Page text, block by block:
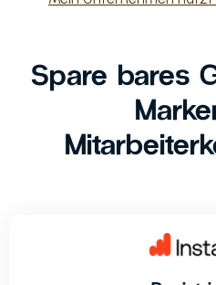
Spare bares